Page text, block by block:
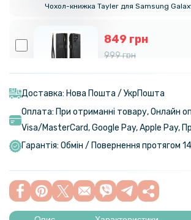
Чохол-книжка Tayler для Samsung
849 грн
999 грн
Чохол-гаманець CaseMe Retro Leather для
469 грн
Чохол GKK Leather Soft Shell для
280 грн
329 грн
Доставка: Нова Пошта / УкрПошта
Оплата: При отриманні товару, Онлайн
Visa/MasterСard, Google Pay, Apple Pay,
Гарантія: Обмін / Повернення протягом